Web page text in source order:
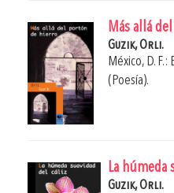
Más allá
Guzik, Orli.
México, D.
(Poesía).
La húmeda
Guzik, Orli.